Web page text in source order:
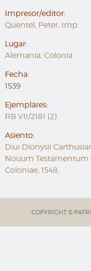
Impresor/editor:
Quentel, Peter, Imp.
Lugar:
Alemania, Colonia
Fecha:
1539
Ejemplares:
RB VII/2181 (2)
Asiento:
Diui Dionysii
Nouum Testamentum
Coloniae, 1548.
COPYRIGHT ©